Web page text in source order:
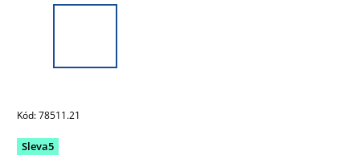
Kód:78511.21
Sleva5